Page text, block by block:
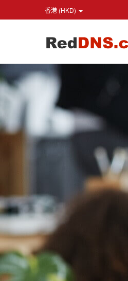
香港 (HKD)